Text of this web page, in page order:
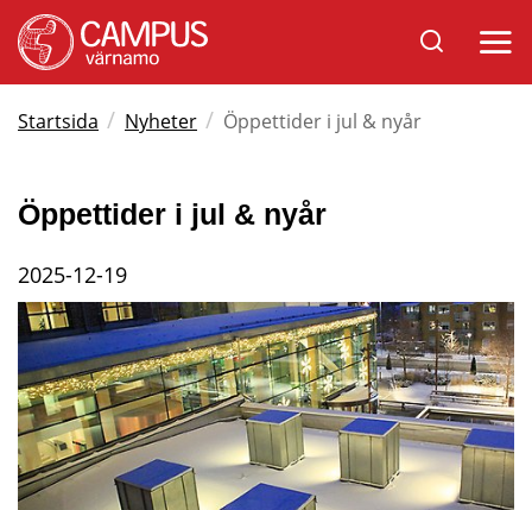
Sök
på
Varnamo.se
Öppna
Startsida / Nyheter / Öppettider i jul & nyår
Öppettider i jul & nyår
2025-12-19